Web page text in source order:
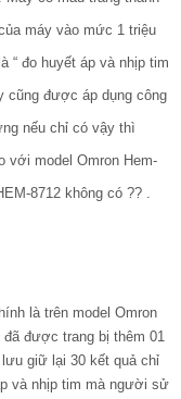
máy vào mức 1 triệu
“ đo huyết áp và nhịp tim
cũng được áp dụng công
nếu chỉ có vậy thì
với model Omron Hem-
8712 không có ?? .
là trên model Omron
đã được trang bị thêm 01
lưu giữ lại 30 kết quả chỉ
và nhịp tim mà người sử